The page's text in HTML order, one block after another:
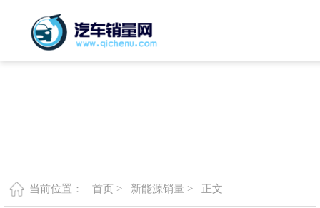
当前位置： 首页 > 新能源销量 > 正文